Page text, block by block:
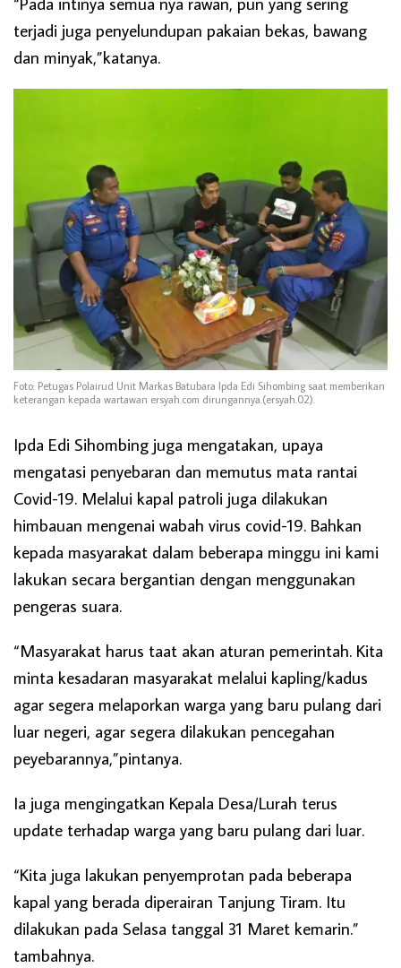
terjadi juga penyelundupan pakaian bekas, bawang
dan minyak,”katanya.
Foto: Petugas Polairud Unit Markas Batubara Ipda Edi Sihombing saat memberikan
keterangan kepada wartawan ersyah.com dirungannya.(ersyah.02).
Ipda Edi Sihombing juga mengatakan, upaya
mengatasi penyebaran dan memutus mata rantai
Covid-19. Melalui kapal patroli juga dilakukan
himbauan mengenai wabah virus covid-19. Bahkan
kepada masyarakat dalam beberapa minggu ini kami
lakukan secara bergantian dengan menggunakan
pengeras suara.
“Masyarakat harus taat akan aturan pemerintah. Kita
minta kesadaran masyarakat melalui kapling/kadus
agar segera melaporkan warga yang baru pulang dari
luar negeri, agar segera dilakukan pencegahan
peyebarannya,”pintanya.
Ia juga mengingatkan Kepala Desa/Lurah terus
update terhadap warga yang baru pulang dari luar.
“Kita juga lakukan penyemprotan pada beberapa
kapal yang berada diperairan Tanjung Tiram. Itu
dilakukan pada Selasa tanggal 31 Maret kemarin.”
tambahnya.